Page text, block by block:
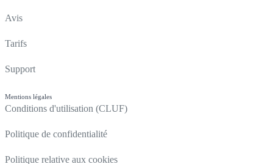
Avis
Tarifs
Support
Mentions légales
Conditions d'utilisation (CLUF)
Politique de confidentialité
Politique relative aux cookies